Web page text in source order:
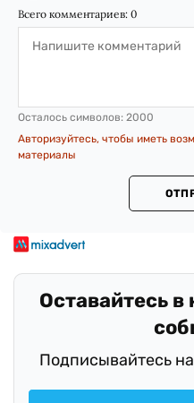
Всего комментариев: 0
Осталось символов: 2000
Авторизуйтесь, чтобы иметь
материалы
Оставайтесь в
Подписывайтесь